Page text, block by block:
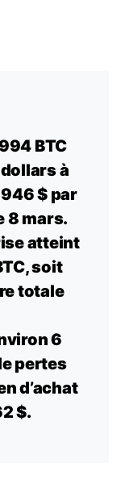
BTC
à
$ par
8 mars.
atteint
soit
totale
6
pertes
d’achat
$.